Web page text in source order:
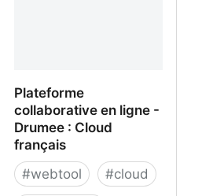
Plateforme
collaborative en ligne -
Drumee : Cloud
français
#webtool #cloud